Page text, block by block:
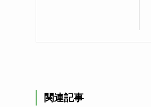
関連記事